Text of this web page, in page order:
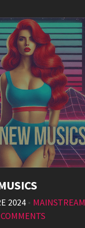
2024 • MAINSTREAM